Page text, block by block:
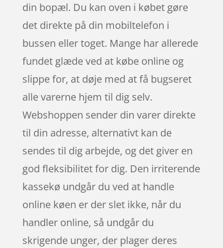
din bopæl. Du kan oven i købet gøre
det direkte på din mobiltelefon i
bussen eller toget. Mange har allerede
fundet glæde ved at købe online og
slippe for, at døje med at få bugseret
alle varerne hjem til dig selv.
Webshoppen sender din varer direkte
til din adresse, alternativt kan de
sendes til dig arbejde, og det giver en
god fleksibilitet for dig. Den irriterende
kassekø undgår du ved at handle
online køen er der slet ikke, når du
handler online, så undgår du
skrigende unger, der plager deres